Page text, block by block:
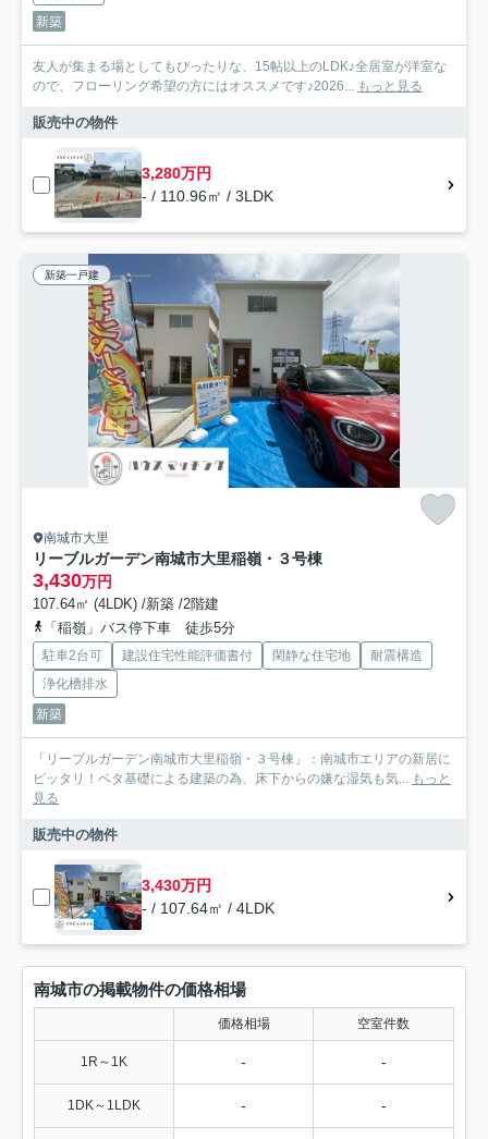
新築
友人が集まる場としてもぴったりな、15帖以上のLDK♪全居室が洋室な
ので、フローリング希望の方にはオススメです♪2026... もっと見る
販売中の物件
3,280万円
- / 110.96㎡ / 3LDK
新築一戸建
南城市大里
リーブルガーデン南城市大里稲嶺・３号棟
3,430万円
107.64㎡ (4LDK) /新築 /2階建
「稲嶺」バス停下車 徒歩5分
駐車2台可 建設住宅性能評価書付 閑静な住宅地
耐震構造
浄化槽排水
新築
「リーブルガーデン南城市大里稲嶺・３号棟」：南城市エリアの新居に
ピッタリ！ベタ基礎による建築の為、床下からの嫌な湿気も気... もっと
見る
販売中の物件
3,430万円
- / 107.64㎡ / 4LDK
南城市の掲載物件の価格相場
価格相場 空室件数
1R～1K - -
1DK～1LDK - -